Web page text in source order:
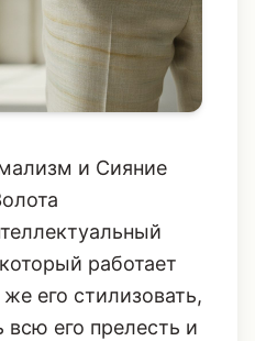
и Сияние
работает
его стилизовать,
всю его прелесть и